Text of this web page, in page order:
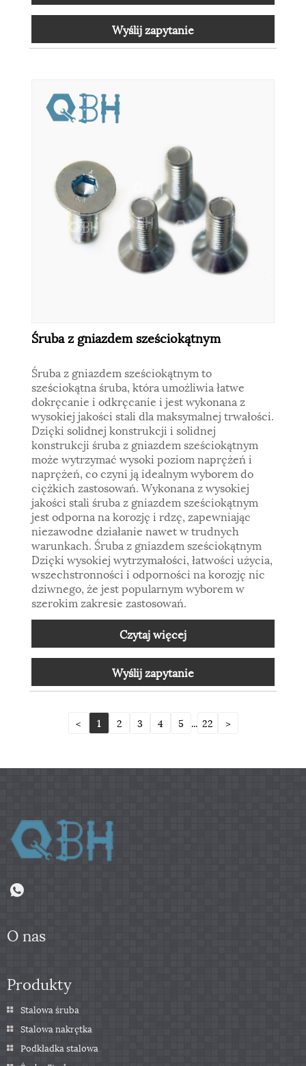
Wyślij zapytanie
Śruba z gniazdem sześciokątnym
Śruba z gniazdem sześciokątnym to
sześciokątna śruba, która umożliwia łatwe
dokręcanie i odkręcanie i jest wykonana z
wysokiej jakości stali dla maksymalnej trwałości.
Dzięki solidnej konstrukcji i solidnej
konstrukcji śruba z gniazdem sześciokątnym
może wytrzymać wysoki poziom naprężeń i
naprężeń, co czyni ją idealnym wyborem do
ciężkich zastosowań. Wykonana z wysokiej
jakości stali śruba z gniazdem sześciokątnym
jest odporna na korozję i rdzę, zapewniając
niezawodne działanie nawet w trudnych
warunkach. Śruba z gniazdem sześciokątnym
Dzięki wysokiej wytrzymałości, łatwości użycia,
wszechstronności i odporności na korozję nic
dziwnego, że jest popularnym wyborem w
szerokim zakresie zastosowań.
Czytaj więcej
Wyślij zapytanie
< 1 2 3 4 5 ... 22 >
O nas
Produkty
Stalowa śruba
Stalowa nakrętka
Podkładka stalowa